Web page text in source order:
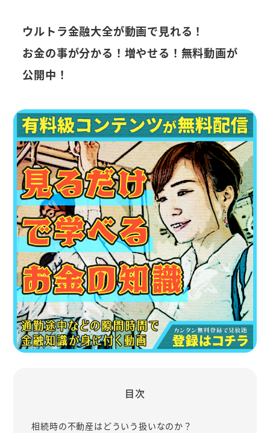
ウルトラ金融大全が動画で見れる！
お金の事が分かる！増やせる！無料動画が
公開中！
目次
相続時の不動産はどういう扱いなのか？